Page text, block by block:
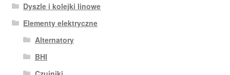
Dyszle i kolejki linowe
Elementy elektryczne
Alternatory
BHI